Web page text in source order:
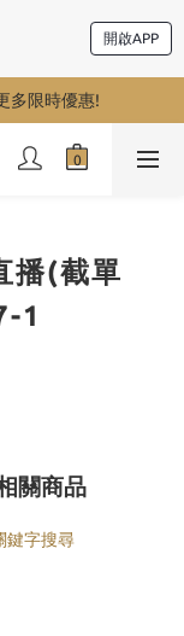
開啟APP
多限時優惠!
播(截單
1
關商品
鍵字搜尋